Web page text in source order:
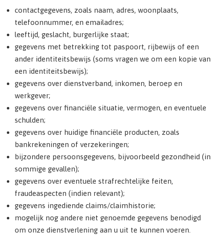
contactgegevens, zoals naam, adres, woonplaats,
telefoonnummer, en emailadres;
leeftijd, geslacht, burgerlijke staat;
gegevens met betrekking tot paspoort, rijbewijs of een
ander identiteitsbewijs (soms vragen we om een kopie van
een identiteitsbewijs);
gegevens over dienstverband, inkomen, beroep en
werkgever;
gegevens over financiële situatie, vermogen, en eventuele
schulden;
gegevens over huidige financiële producten, zoals
bankrekeningen of verzekeringen;
bijzondere persoonsgegevens, bijvoorbeeld gezondheid (in
sommige gevallen);
gegevens over eventuele strafrechtelijke feiten,
fraudeaspecten (indien relevant);
gegevens ingediende claims/claimhistorie;
mogelijk nog andere niet genoemde gegevens benodigd
om onze dienstverlening aan u uit te kunnen voeren.